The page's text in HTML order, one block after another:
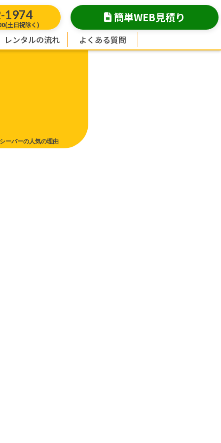
ーバーの人気の理由
1974
土日祝除く) 簡単WEB見積り
レンタルの流れ よくある質問